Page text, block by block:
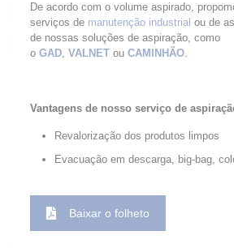
De acordo com o volume aspirado,
serviços de manutenção industrial ou de
de nossas soluções de aspiração, como
o GAD, VALNETou CAMINHÃO.
Vantagens de nosso serviço de
Revalorização dos produtos limpos
Evacuação em descarga, big-bag,
Baixar o folheto